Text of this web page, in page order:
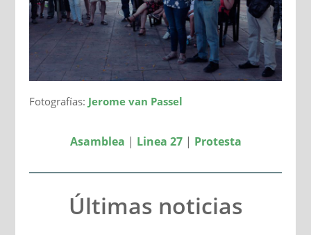
Fotografías: Jerome van Passel
Asamblea | Linea 27| Protesta
Últimas noticias